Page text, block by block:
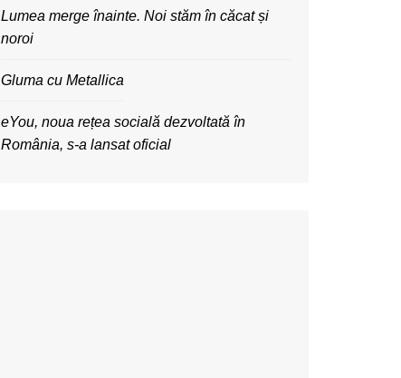
Lumea merge înainte. Noi stăm în căcat și
noroi
Gluma cu Metallica
eYou, noua rețea socială dezvoltată în
România, s-a lansat oficial